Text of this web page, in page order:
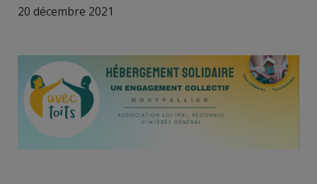
20 décembre 2021